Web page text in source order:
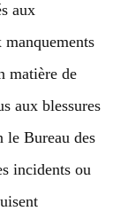
aux
matière de
aux blessures
le Bureau des
incidents ou